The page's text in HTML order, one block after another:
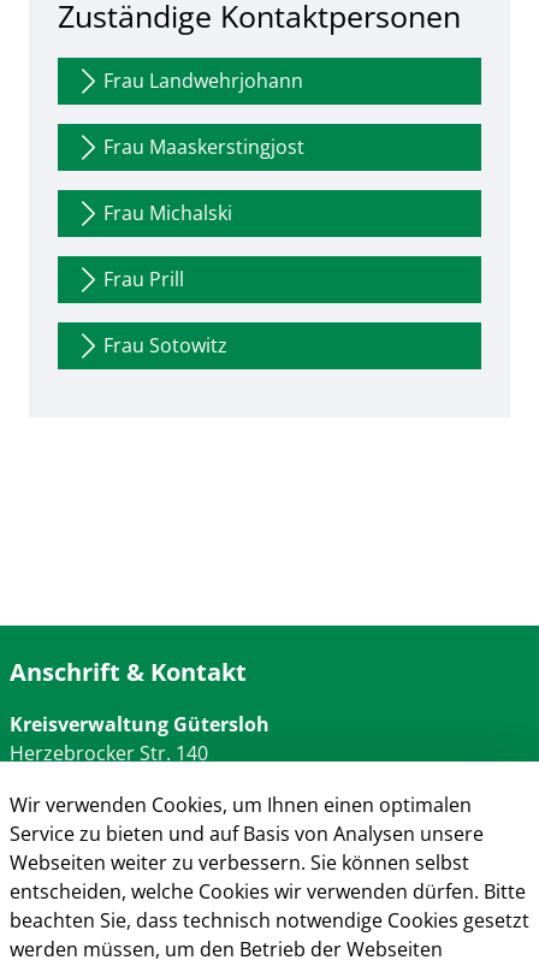
Zuständige Kontaktpersonen
Frau Landwehrjohann
Frau Maaskerstingjost
Frau Michalski
Frau Prill
Frau Sotowitz
Anschrift & Kontakt
Kreisverwaltung Gütersloh
Herzebrocker Str. 140
Tel.: 05241 85-0
Mail:kreisverwaltung@kreis-guetersloh.de
Web:www.kreis-guetersloh.de
Info
Impressum
Wir verwenden Cookies, um Ihnen einen optimalen
Service zu bieten und auf Basis von Analysen unsere
Webseiten weiter zu verbessern. Sie können selbst
entscheiden, welche Cookies wir verwenden dürfen. Bitte
beachten Sie, dass technisch notwendige Cookies gesetzt
werden müssen, um den Betrieb der Webseiten